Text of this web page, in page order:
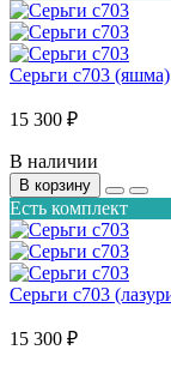
Серьги с703 (яшма)
15 300 ₽
В наличии
В корзину
Есть комплект
Серьги с703
15 300 ₽